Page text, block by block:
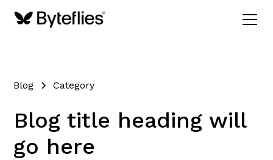
Blog Category
Blog title heading will
go here